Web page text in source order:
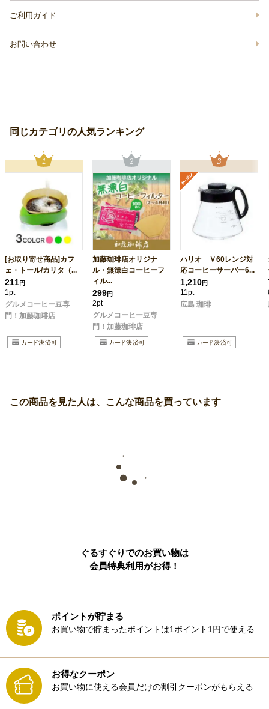
ご利用ガイド
お問い合わせ
同じカテゴリの人気ランキング
[お取り寄せ商品]カフ
ェ・トール/カリタ（...
211円
1pt
グルメコーヒー豆専
門！加藤珈琲店
加藤珈琲店オリジナ
ル・無漂白コーヒーフ
ィル...
299円
2pt
グルメコーヒー豆専
門！加藤珈琲店
ハリオ Ｖ60レンジ対
応コーヒーサーバー6...
1,210円
11pt
広島 珈琲
この商品を見た人は、こんな商品を買っています
ぐるすぐりでのお買い物は
会員特典利用がお得！
ポイントが貯まる
お買い物で貯まったポイントは1ポイント1円で使える
お得なクーポン
お買い物に使える会員だけの割引クーポンがもらえる